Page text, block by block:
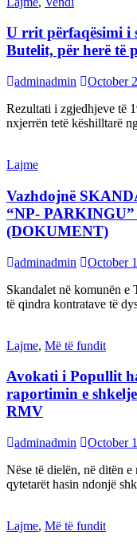
U rrit përfaqësimi i
Butelit, për herë të
adminadmin
October
Rezultati i zgjedhjeve të
nxjerrën tetë këshilltarë
Lajme
Vazhdojnë
“NP-
(DOKUMENT)
adminadmin
October
Skandalet në komunën
të qindra kontratave të
Lajme, Më të fundit
Avokati i Popullit
raportimin e
RMV
adminadmin
October
Nëse të dielën, në ditën
qytetarët hasin ndonjë
Lajme, Më të fundit